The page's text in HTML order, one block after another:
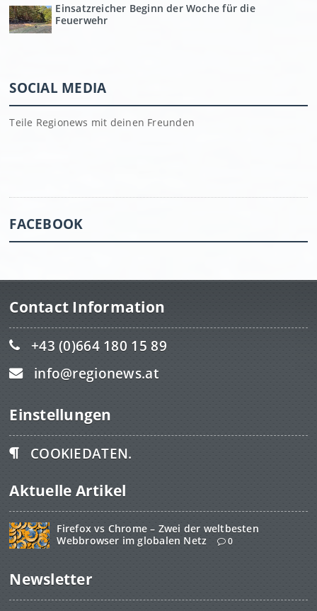
Einsatzreicher Beginn der Woche für die
Feuerwehr
SOCIAL MEDIA
Teile Regionews mit deinen Freunden
FACEBOOK
Contact Information
+43 (0)664 180 15 89
info@regionews.at
Einstellungen
COOKIEDATEN.
Aktuelle Artikel
Firefox vs Chrome – Zwei der weltbesten
Webbrowser im globalen Netz
0
Newsletter